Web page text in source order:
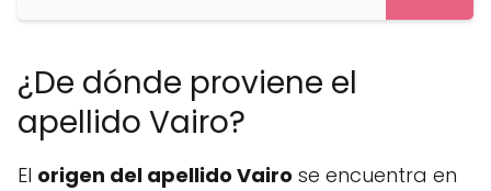
¿De dónde proviene el
apellido Vairo?
El origen del apellido Vairo se encuentra en